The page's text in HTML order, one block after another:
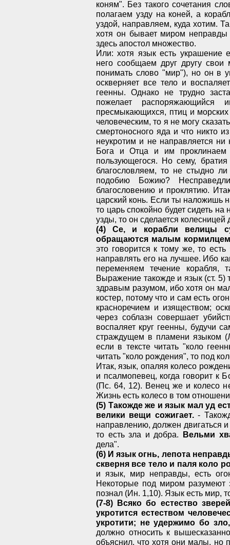
коням". Без такого сочетания
полагаем узду на коней, а
уздой, направляем, куда хотим.
хотя он бывает миром
здесь апостол множество.
Или: хотя язык есть украшение
него сообщаем друг другу
понимать слово "мир"), но он в
оскверняет все тело и
геенны. Однако не трудно
пожелает
пресмыкающихся, птиц и
человеческим, то я не могу
смертоносного яда и что никто
неукротим и не направляется
Бога и Отца и им проклинаем
пользующегося. Но сему,
благословляем, то не стыдно
подобию Божию?
благословению и проклятию.
царский конь. Если ты наложишь
то царь спокойно будет сидеть
узды, то он сделается колесницей
(4) Се, и корабли велицы
обращаются малым
это говорится к тому же, то
направлять его на лучшее. Ибо
переменяем течение
Выражение такожде и язык (ст. 5)
здравым разумом, ибо хотя он
костер, потому что и сам есть
красноречием и изяществом;
через соблазн совершает
воспаляет круг геенны, будучи
страждущем в пламени языком
если в тексте читать "коло
читать "коло рождения", то под
Итак, язык, опаляя колесо
и псалмопевец, когда говорит к
(Пс. 64, 12). Венец же и колесо
Жизнь есть колесо в том
(5) Такожде же и язык мал уд
велики вещи сожигает.-
направлению, должен двигаться
то есть зла и добра. Вельми
дела".
(6) И язык огнь, лепота
скверня все тело и паля коло
и язык, мир неправды, есть
Некоторые под миром разумеют
познал (Ин. 1,10). Язык есть мир,
(7-8) Всяко бо естество
укротится естеством
укротити; не удержимо бо
должно относить к
объяснил, что хотя они малы, но